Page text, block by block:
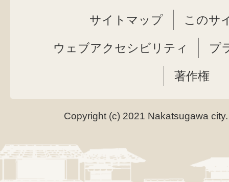
サイトマップ このサ
ウェブアクセシビリティ プ
著作権
Copyright (c) 2021 Nakatsugawa